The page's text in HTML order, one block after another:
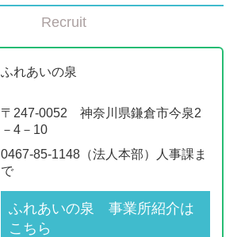
Recruit
ふれあいの泉
〒247-0052 神奈川県鎌倉市今泉2
－4－10
0467-85-1148（法人本部）人事課ま
で
ふれあいの泉 事業所紹介は
こちら